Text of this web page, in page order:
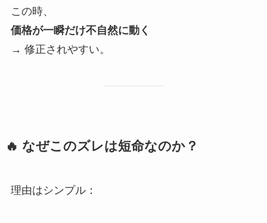
この時、
価格が一瞬だけ不自然に動く
→ 修正されやすい。
🔥 なぜこのズレは短命なのか？
理由はシンプル：